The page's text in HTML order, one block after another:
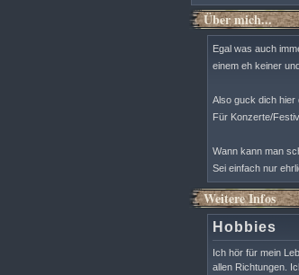
Über mich...
Egal was auch
einem eh keiner
Also guck dich hier
Für Konzerte/
Wann kann man
Sei einfach nur
Weitere Infos
Hobbies
Ich hör für mein
allen Richtungen.